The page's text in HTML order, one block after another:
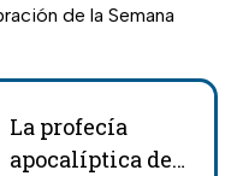
de la Semana
La profecía
apocalíptica del